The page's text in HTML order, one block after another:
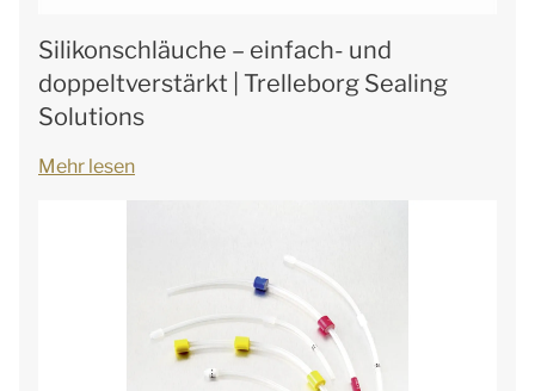
Silikonschläuche – einfach- und
doppeltverstärkt | Trelleborg Sealing
Solutions
Mehr lesen